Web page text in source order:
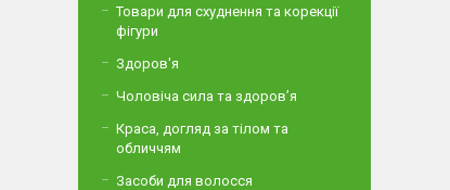
Товари для схуднення та корекції
фігури
Здоров'я
Чоловіча сила та здоров’я
Краса, догляд за тілом та
обличчям
Засоби для волосся